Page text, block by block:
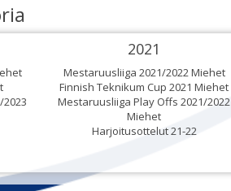
2021
Mestaruusliiga 2021/2022 Miehet
Finnish Teknikum Cup 2021 Miehet
Mestaruusliiga Play Offs 2021/2022
Miehet
Harjoitusottelut 21-22